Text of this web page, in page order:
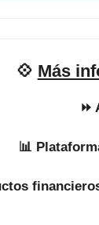
💠 Más
⏩
📊